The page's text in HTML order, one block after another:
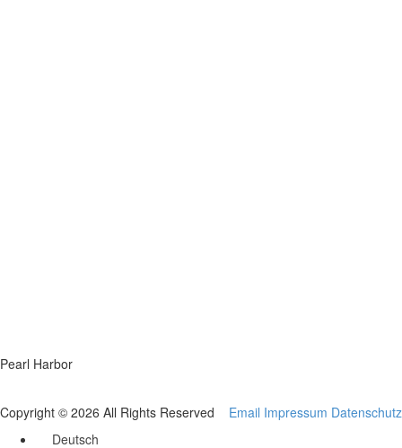
Pearl Harbor
Copyright © 2026 All Rights Reserved Email Impressum Datenschutz
Deutsch